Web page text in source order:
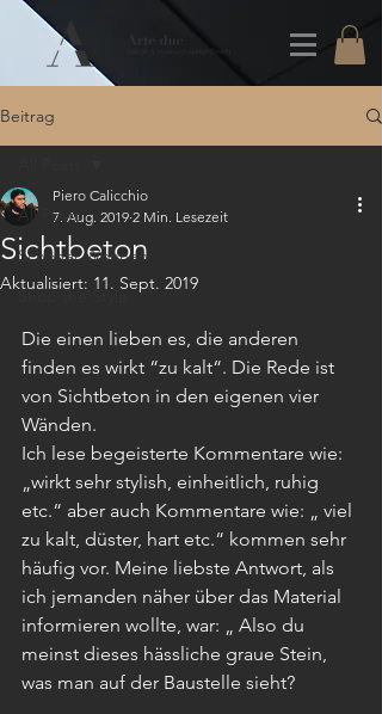
Beitrag
All Posts
Schöner Wohnen
Sichtbeton
Piero Calicchio
7. Aug. 2019 2 Min. Lesezeit
Aktualisiert: 11. Sept. 2019
Die einen lieben es, die anderen
finden es wirkt “zu kalt“. Die Rede ist
von Sichtbeton in den eigenen vier
Wänden.
Ich lese begeisterte Kommentare wie:
„wirkt sehr stylish, einheitlich, ruhig
etc.“ aber auch Kommentare wie: „ viel
zu kalt, düster, hart etc.“ kommen sehr
häufig vor. Meine liebste Antwort, als
ich jemanden näher über das Material
informieren wollte, war: „ Also du
meinst dieses hässliche graue Stein,
was man auf der Baustelle sieht?